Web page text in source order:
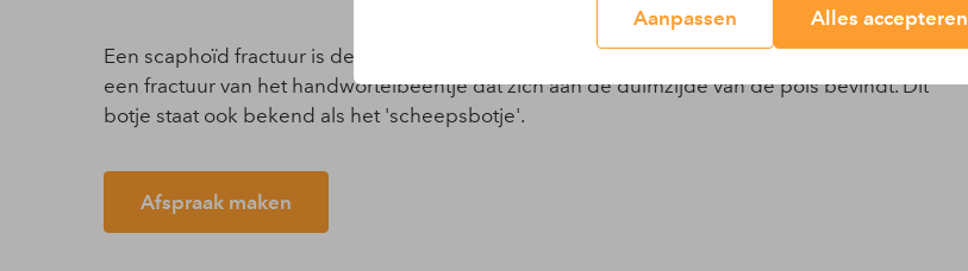
Aanpassen Alles accepteren
Een scaphoïd fractuur is de meest voorkomende breuk in het polsgewricht, betreffende
een fractuur van het handwortelbeentje dat zich aan de duimzijde van de pols bevindt. Dit
botje staat ook bekend als het 'scheepsbotje'.
Afspraak maken